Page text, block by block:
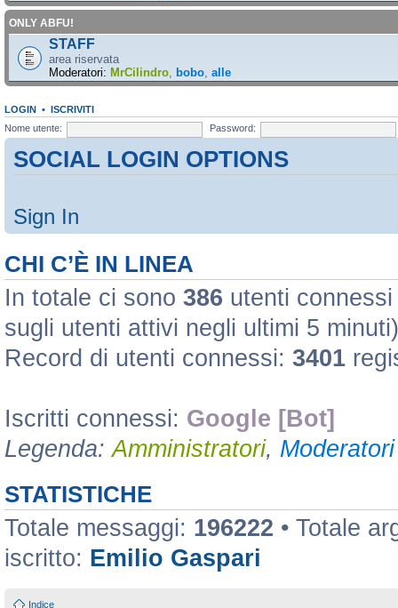
ONLY ABFU!
STAFF
area riservata
Moderatori: MrCilindro bobo alle
LOGIN • ISCRIVITI
Nome utente:
Password:
SOCIAL LOGIN OPTIONS
Sign In
CHI C’È IN LINEA
In totale ci sono 386 utenti
sugli utenti attivi negli ultimi 5 minuti)
Record di utenti connessi: 3401
Iscritti connessi: Google [Bot]
Legenda:Amministratori,
STATISTICHE
Totale messaggi: 196222 • Totale
iscritto: Emilio Gaspari
Indice